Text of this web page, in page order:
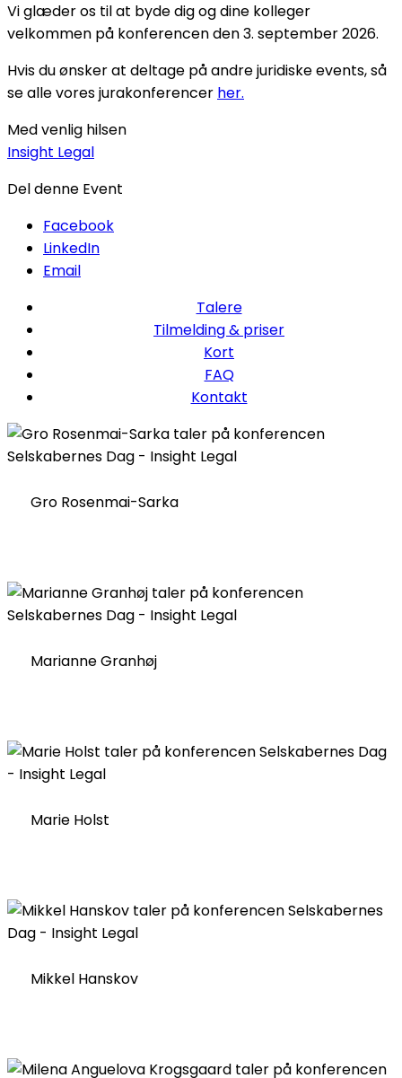
Vi glæder os til at byde dig og dine kolleger
velkommen på konferencen den 3. september 2026.
Hvis du ønsker at deltage på andre juridiske events, så
se alle vores jurakonferencer her.
Med venlig hilsen
Insight Legal
Del denne Event
Facebook
LinkedIn
Email
Talere
Tilmelding & priser
Kort
FAQ
Kontakt
Gro Rosenmai-Sarka
Marianne Granhøj
Marie Holst
Mikkel Hanskov